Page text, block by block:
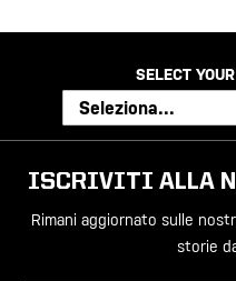
SELECT
ISCRIVITI ALLA
Rimani aggiornato sulle
storie